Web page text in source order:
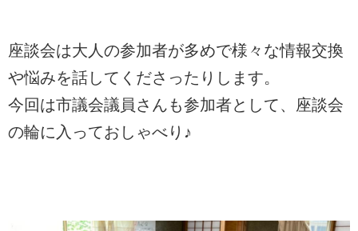
座談会は大人の参加者が多めで様々な情報交換
や悩みを話してくださったりします。
今回は市議会議員さんも参加者として、座談会
の輪に入っておしゃべり♪